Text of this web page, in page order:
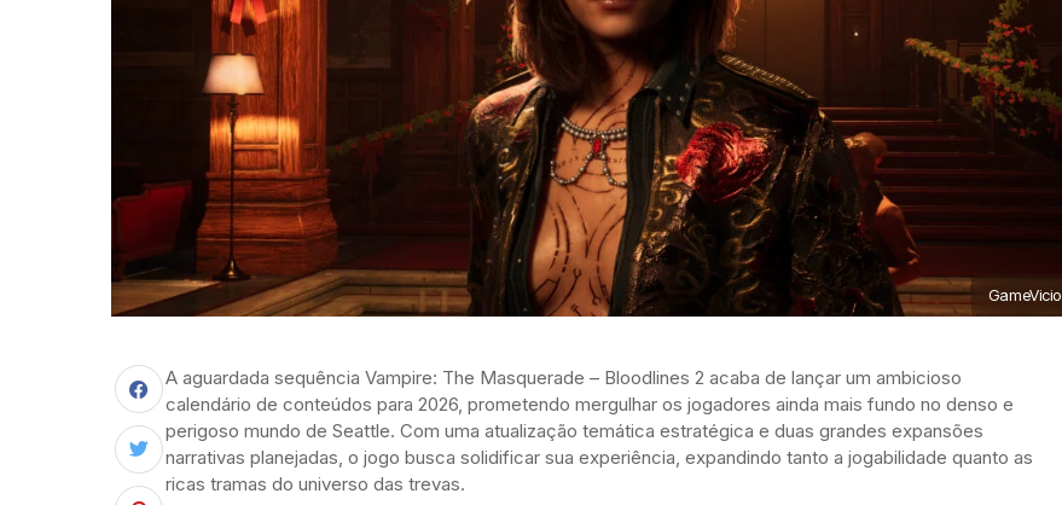
GameVicio
A aguardada sequência Vampire: The Masquerade – Bloodlines 2 acaba de lançar um ambicioso
calendário de conteúdos para 2026, prometendo mergulhar os jogadores ainda mais fundo no denso e
perigoso mundo de Seattle. Com uma atualização temática estratégica e duas grandes expansões
narrativas planejadas, o jogo busca solidificar sua experiência, expandindo tanto a jogabilidade quanto as
ricas tramas do universo das trevas.